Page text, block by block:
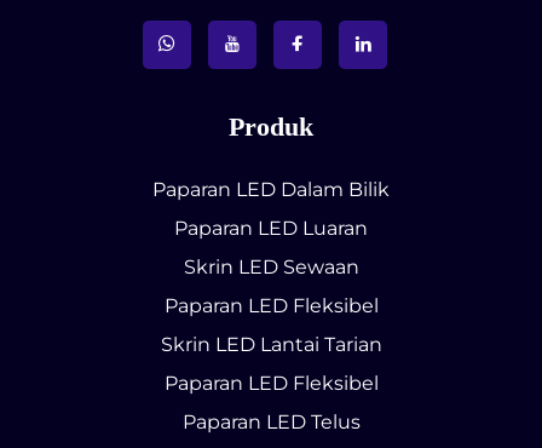
Produk
Paparan LED Dalam Bilik
Paparan LED Luaran
Skrin LED Sewaan
Paparan LED Fleksibel
Skrin LED Lantai Tarian
Paparan LED Fleksibel
Paparan LED Telus